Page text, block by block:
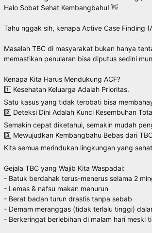
Halo Sobat Sehat Kembangbahu! 👋
Tahu nggak sih, kenapa Active Case Finding
Masalah TBC di masyarakat bukan hanya
memastikan penularan bisa diputus sedini
Kenapa Kita Harus Mendukung ACF?
1️⃣ Kesehatan Keluarga Adalah Prioritas.
Satu kasus yang tidak terobati bisa
2️⃣ Deteksi Dini Adalah Kunci Kesembuhan
Semakin cepat diketahui, semakin mudah
3️⃣ Mewujudkan Kembangbahu Bebas dari
Kita semua merindukan lingkungan yang
Gejala TBC yang Wajib Kita Waspadai:
- Batuk berdahak terus-menerus selama 2
- Lemas & nafsu makan menurun
- Berat badan turun drastis tanpa sebab
- Demam meranggas (tidak terlalu tinggi)
- Berkeringat berlebihan di malam hari meski